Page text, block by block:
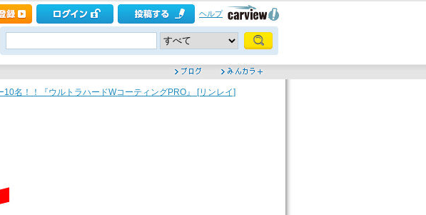
ヘルプ
名！！『ウルトラハードWコーティングPRO』 [リンレイ]